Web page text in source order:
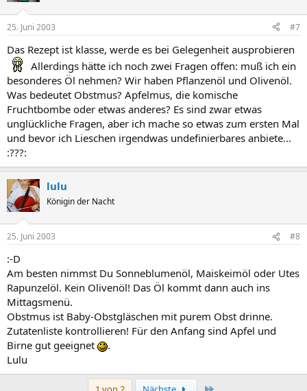
25. Juni 2003 #7
Das Rezept ist klasse, werde es bei Gelegenheit ausprobieren
Allerdings hätte ich noch zwei Fragen offen: muß ich ein
besonderes Öl nehmen? Wir haben Pflanzenöl und Olivenöl.
Was bedeutet Obstmus? Apfelmus, die komische
Fruchtbombe oder etwas anderes? Es sind zwar etwas
unglückliche Fragen, aber ich mache so etwas zum ersten Mal
und bevor ich Lieschen irgendwas undefinierbares anbiete...
:???:
lulu
Königin der Nacht
25. Juni 2003 #8
:-D
Am besten nimmst Du Sonneblumenöl, Maiskeimöl oder Utes
Rapunzelöl. Kein Olivenöl! Das Öl kommt dann auch ins
Mittagsmenü.
Obstmus ist Baby-Obstgläschen mit purem Obst drinne.
Zutatenliste kontrollieren! Für den Anfang sind Apfel und
Birne gut geeignet
.
Lulu